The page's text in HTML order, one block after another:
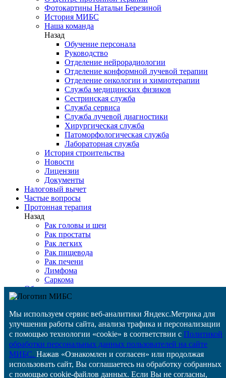
Фотокартины Натальи Березиной
История МИБС
Наша команда
Назад
Обучение персонала
Руководство
Отделение нейрорадиологии
Отделение конформной лучевой терапии
Отделение онкологии и химиотерапии
Служба медицинских физиков
Сестринская служба
Служба сервиса
Служба лучевой диагностики
Хирургическая служба
Патоморфологическая служба
Лабораторная служба
История строительства
Новости
Лицензии
Документы
Налоговый вычет
Частые вопросы
Протонная терапия
Назад
Рак головы и шеи
Рак простаты
Рак легких
Рак пищевода
Рак печени
Лимфома
Саркома
Оборудование
Детская онкология
Цены
ВМП
Задать вопрос
Специалистам
Контакты
Отзывы
Мы используем сервис веб-аналитики Яндекс.Метрика для
улучшения работы сайта, анализа трафика и персонализации
с помощью технологии «cookie» в соответствии с Политикой
обработки персональных данных пользователей на сайте
МИБС. Нажав «Ознакомлен и согласен» или продолжая
использовать сайт, Вы соглашаетесь на обработку собранных
с помощью cookie-файлов данных. Если Вы не согласны,